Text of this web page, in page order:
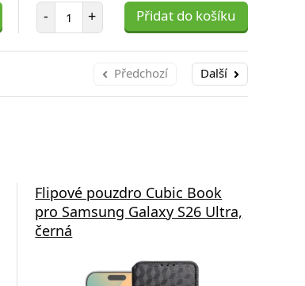
- Počet položek
+ Přidat do košíku
Předchozí Další
Flipové pouzdro Cubic Book
pro Samsung Galaxy S26 Ultra,
černá